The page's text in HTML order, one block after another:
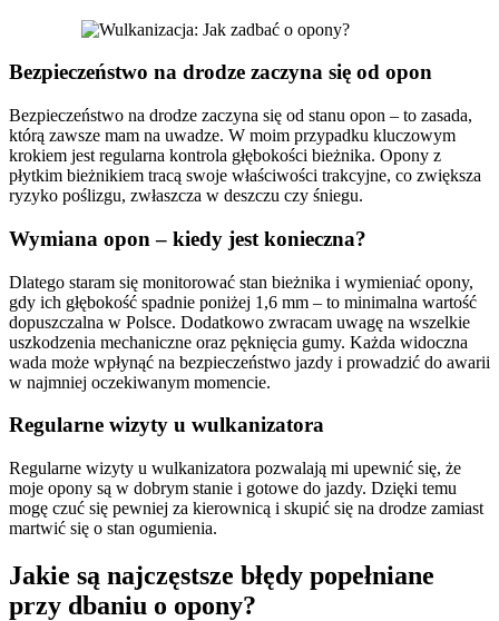
Bezpieczeństwo na drodze zaczyna się od opon
Bezpieczeństwo na drodze zaczyna się od stanu opon – to zasada,
którą zawsze mam na uwadze. W moim przypadku kluczowym
krokiem jest regularna kontrola głębokości bieżnika. Opony z
płytkim bieżnikiem tracą swoje właściwości trakcyjne, co zwiększa
ryzyko poślizgu, zwłaszcza w deszczu czy śniegu.
Wymiana opon – kiedy jest konieczna?
Dlatego staram się monitorować stan bieżnika i wymieniać opony,
gdy ich głębokość spadnie poniżej 1,6 mm – to minimalna wartość
dopuszczalna w Polsce. Dodatkowo zwracam uwagę na wszelkie
uszkodzenia mechaniczne oraz pęknięcia gumy. Każda widoczna
wada może wpłynąć na bezpieczeństwo jazdy i prowadzić do awarii
w najmniej oczekiwanym momencie.
Regularne wizyty u wulkanizatora
Regularne wizyty u wulkanizatora pozwalają mi upewnić się, że
moje opony są w dobrym stanie i gotowe do jazdy. Dzięki temu
mogę czuć się pewniej za kierownicą i skupić się na drodze zamiast
martwić się o stan ogumienia.
Jakie są najczęstsze błędy popełniane
przy dbaniu o opony?